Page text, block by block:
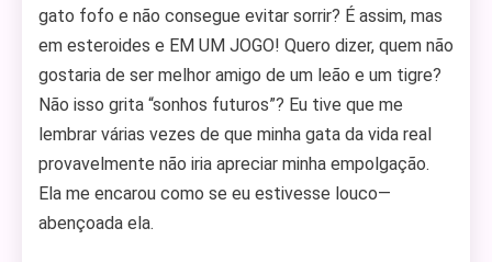
gato fofo e não consegue evitar sorrir? É assim, mas
em esteroides e EM UM JOGO! Quero dizer, quem não
gostaria de ser melhor amigo de um leão e um tigre?
Não isso grita “sonhos futuros”? Eu tive que me
lembrar várias vezes de que minha gata da vida real
provavelmente não iria apreciar minha empolgação.
Ela me encarou como se eu estivesse louco—
abençoada ela.